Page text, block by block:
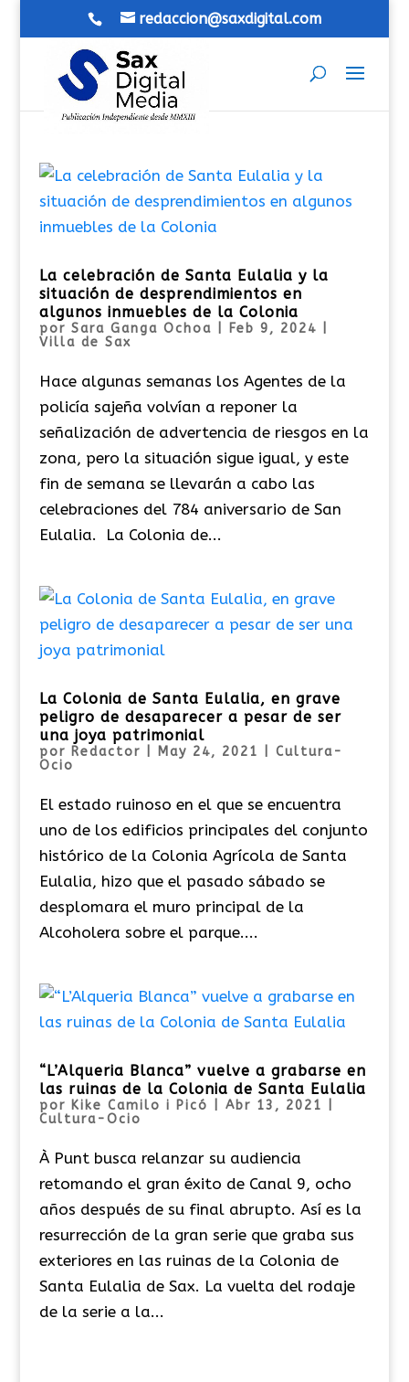
redaccion@saxdigital.com
La celebración de Santa Eulalia y la
situación de desprendimientos en
algunos inmuebles de la Colonia
por Sara Ganga Ochoa Feb 9, 2024
Villa de Sax
Hace algunas semanas los Agentes de la
policía sajeña volvían a reponer la
señalización de advertencia de riesgos en la
zona, pero la situación sigue igual, y este
fin de semana se llevarán a cabo las
celebraciones del 784 aniversario de San
Eulalia. La Colonia de...
La Colonia de Santa Eulalia, en grave
peligro de desaparecer a pesar de ser
una joya patrimonial
por Redactor May 24, 2021
Cultura-
Ocio
El estado ruinoso en el que se encuentra
uno de los edificios principales del conjunto
histórico de la Colonia Agrícola de Santa
Eulalia, hizo que el pasado sábado se
desplomara el muro principal de la
Alcoholera sobre el parque....
“L’Alqueria Blanca” vuelve a grabarse en
las ruinas de la Colonia de Santa Eulalia
por Kike Camilo i Picó Abr 13, 2021
Cultura-Ocio
À Punt busca relanzar su audiencia
retomando el gran éxito de Canal 9, ocho
años después de su final abrupto. Así es la
resurrección de la gran serie que graba sus
exteriores en las ruinas de la Colonia de
Santa Eulalia de Sax. La vuelta del rodaje
de la serie a la...